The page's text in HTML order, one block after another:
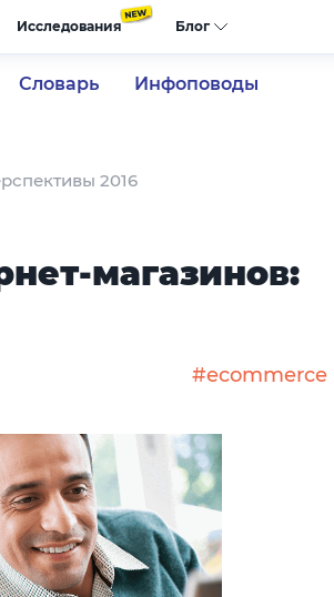
Исследования Блог
Словарь Инфоповоды
2016
магазинов:
#ecommerce